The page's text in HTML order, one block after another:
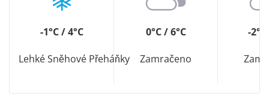
-1°C / 4°C
Lehké Sněhové Přeháňky
0°C / 6°C
Zamračeno
-